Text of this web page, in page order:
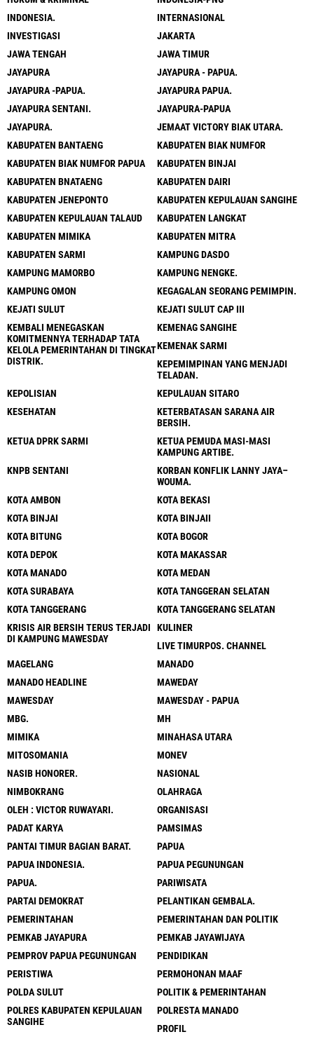
INDONESIA.
INTERNASIONAL
INVESTIGASI
JAKARTA
JAWA TENGAH
JAWA TIMUR
JAYAPURA
JAYAPURA - PAPUA.
JAYAPURA -PAPUA.
JAYAPURA PAPUA.
JAYAPURA SENTANI.
JAYAPURA-PAPUA
JAYAPURA.
JEMAAT VICTORY BIAK UTARA.
KABUPATEN BANTAENG
KABUPATEN BIAK NUMFOR
KABUPATEN BIAK NUMFOR PAPUA
KABUPATEN BINJAI
KABUPATEN BNATAENG
KABUPATEN DAIRI
KABUPATEN JENEPONTO
KABUPATEN KEPULAUAN SANGIHE
KABUPATEN KEPULAUAN TALAUD
KABUPATEN LANGKAT
KABUPATEN MIMIKA
KABUPATEN MITRA
KABUPATEN SARMI
KAMPUNG DASDO
KAMPUNG MAMORBO
KAMPUNG NENGKE.
KAMPUNG OMON
KEGAGALAN SEORANG PEMIMPIN.
KEJATI SULUT
KEJATI SULUT CAP III
KEMBALI MENEGASKAN
KOMITMENNYA TERHADAP TATA
KELOLA PEMERINTAHAN DI TINGKAT
DISTRIK.
KEMENAG SANGIHE
KEMENAK SARMI
KEPEMIMPINAN YANG MENJADI
TELADAN.
KEPOLISIAN
KEPULAUAN SITARO
KESEHATAN
KETERBATASAN SARANA AIR
BERSIH.
KETUA DPRK SARMI
KETUA PEMUDA MASI-MASI
KAMPUNG ARTIBE.
KNPB SENTANI
KORBAN KONFLIK LANNY JAYA–
WOUMA.
KOTA AMBON
KOTA BEKASI
KOTA BINJAI
KOTA BINJAII
KOTA BITUNG
KOTA BOGOR
KOTA DEPOK
KOTA MAKASSAR
KOTA MANADO
KOTA MEDAN
KOTA SURABAYA
KOTA TANGGERAN SELATAN
KOTA TANGGERANG
KOTA TANGGERANG SELATAN
KRISIS AIR BERSIH TERUS TERJADI
DI KAMPUNG MAWESDAY
KULINER
LIVE TIMURPOS. CHANNEL
MAGELANG
MANADO
MANADO HEADLINE
MAWEDAY
MAWESDAY
MAWESDAY - PAPUA
MBG.
MH
MIMIKA
MINAHASA UTARA
MITOSOMANIA
MONEV
NASIB HONORER.
NASIONAL
NIMBOKRANG
OLAHRAGA
OLEH : VICTOR RUWAYARI.
ORGANISASI
PADAT KARYA
PAMSIMAS
PANTAI TIMUR BAGIAN BARAT.
PAPUA
PAPUA INDONESIA.
PAPUA PEGUNUNGAN
PAPUA.
PARIWISATA
PARTAI DEMOKRAT
PELANTIKAN GEMBALA.
PEMERINTAHAN
PEMERINTAHAN DAN POLITIK
PEMKAB JAYAPURA
PEMKAB JAYAWIJAYA
PEMPROV PAPUA PEGUNUNGAN
PENDIDIKAN
PERISTIWA
PERMOHONAN MAAF
POLDA SULUT
POLITIK & PEMERINTAHAN
POLRES KABUPATEN KEPULAUAN
SANGIHE
POLRESTA MANADO
PROFIL